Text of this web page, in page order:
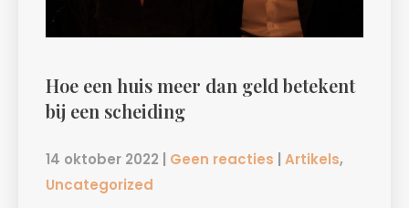
Hoe een huis meer dan geld betekent
bij een scheiding
14 oktober 2022 Geen reacties Artikels,
Uncategorized